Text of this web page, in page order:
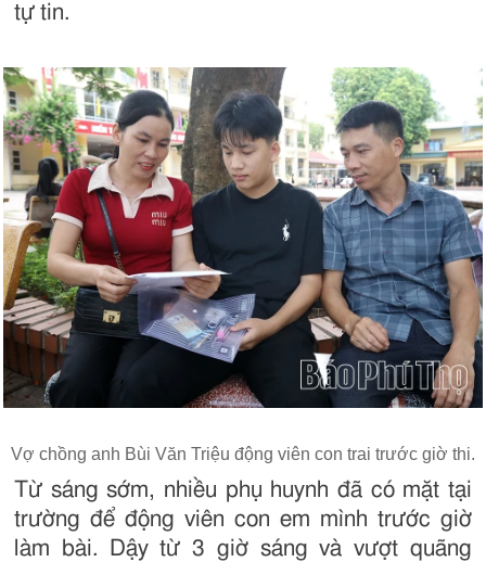
tự tin.
Vợ chồng anh Bùi Văn Triệu động viên con trai trước giờ thi.
Từ sáng sớm, nhiều phụ huynh đã có mặt tại
trường để động viên con em mình trước giờ
làm bài. Dậy từ 3 giờ sáng và vượt quãng